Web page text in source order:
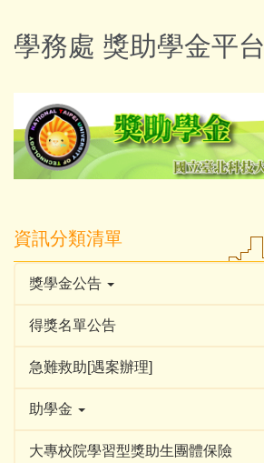
到
主
區
學務處 獎助學金平台
資訊分類清單
獎學金公告
得獎名單公告
急難救助[遇案辦理]
助學金
大專校院學習型獎助生團體保險